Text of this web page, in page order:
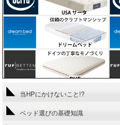
当HPにかけないこと!?
ベッド選びの基礎知識